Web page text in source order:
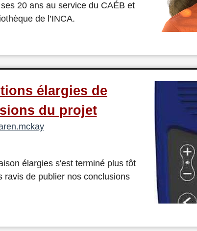
20 ans au service du CAÉB et
de l’INCA.
élargies de
du projet
élargies s'est terminé plus tôt
ravis de publier nos conclusions